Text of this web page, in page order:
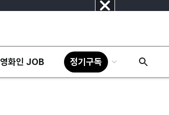
닫
영화인 JOB 정기구독